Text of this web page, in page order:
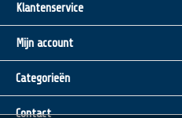
Klantenservice
Mijn account
Categorieën
Contact